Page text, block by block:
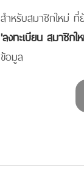
สำหรับสมาชิกใหม่ ที่
'ลงทะเบียน สมาชิกใ
ข้อมูล